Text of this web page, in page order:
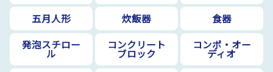
五月人形
炊飯器
食器
発泡スチロー
ル
コンクリート
ブロック
コンポ・オー
ディオ